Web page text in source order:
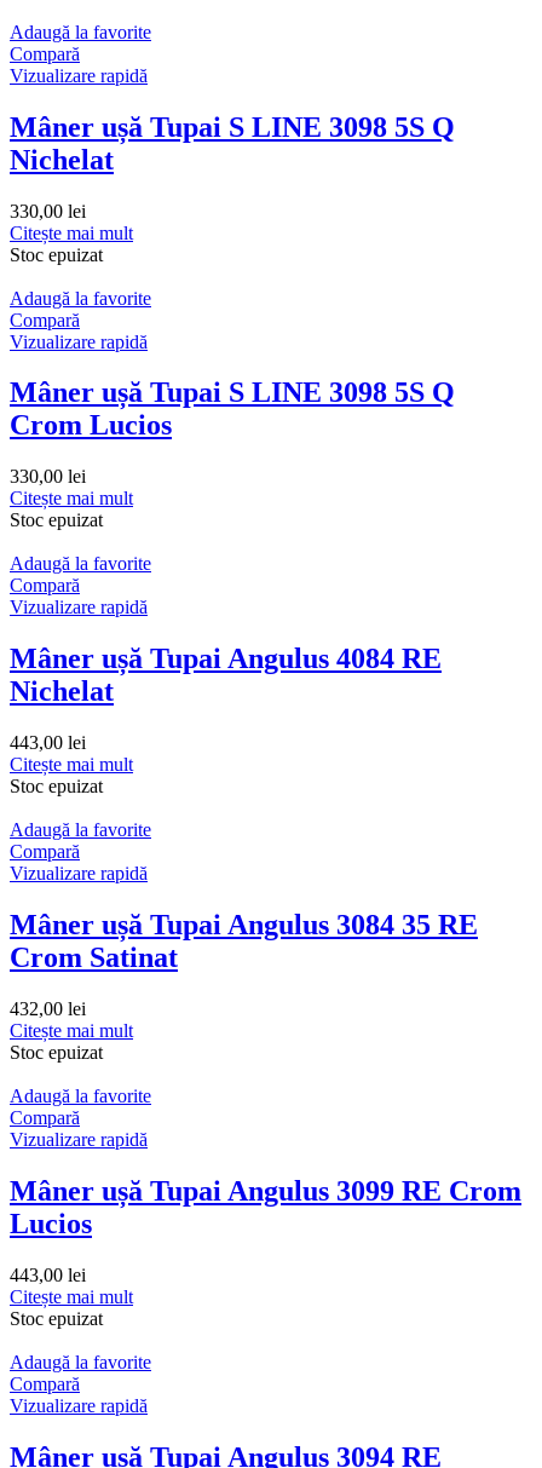
Adaugă la favorite
Compară
Vizualizare rapidă
Mâner ușă Tupai S LINE 3098 5S Q
Nichelat
330,00 lei
Citește mai mult
Stoc epuizat
Adaugă la favorite
Compară
Vizualizare rapidă
Mâner ușă Tupai S LINE 3098 5S Q
Crom Lucios
330,00 lei
Citește mai mult
Stoc epuizat
Adaugă la favorite
Compară
Vizualizare rapidă
Mâner ușă Tupai Angulus 4084 RE
Nichelat
443,00 lei
Citește mai mult
Stoc epuizat
Adaugă la favorite
Compară
Vizualizare rapidă
Mâner ușă Tupai Angulus 3084 35 RE
Crom Satinat
432,00 lei
Citește mai mult
Stoc epuizat
Adaugă la favorite
Compară
Vizualizare rapidă
Mâner ușă Tupai Angulus 3099 RE Crom
Lucios
443,00 lei
Citește mai mult
Stoc epuizat
Adaugă la favorite
Compară
Vizualizare rapidă
Mâner ușă Tupai Angulus 3094 RE